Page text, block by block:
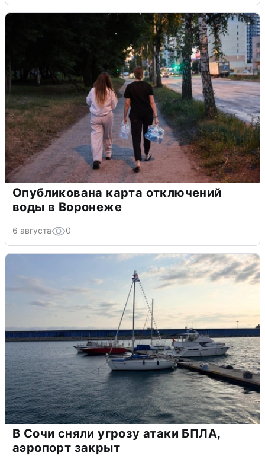
Опубликована карта отключений
воды в Воронеже
6 августа 0
В Сочи сняли угрозу атаки БПЛА,
аэропорт закрыт